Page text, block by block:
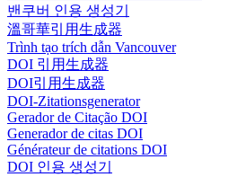
밴쿠버 인용 생성기
溫哥華引用生成器
Trình tạo trích dẫn Vancouver
DOI 引用生成器
DOI引用生成器
DOI-Zitationsgenerator
Gerador de Citação DOI
Generador de citas DOI
Générateur de citations DOI
DOI 인용 생성기